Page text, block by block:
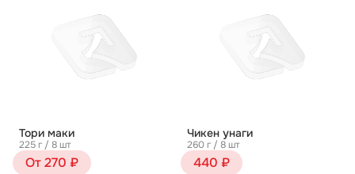
Тори маки
225 г / 8 шт
От 270 ₽
Чикен унаги
260 г / 8 шт
440 ₽